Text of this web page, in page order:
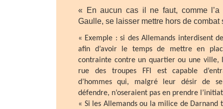
« En aucun cas il ne faut, comme
Gaulle, se laisser mettre hors de combat
« Exemple : si des Allemands interdisent
afin d’avoir le temps de mettre en
contrainte contre un quartier ou une ville,
rue des troupes FFI est capable
d’hommes qui, malgré leur désir de
défendre, n’oseraient pas en prendre
« Si les Allemands ou la milice de